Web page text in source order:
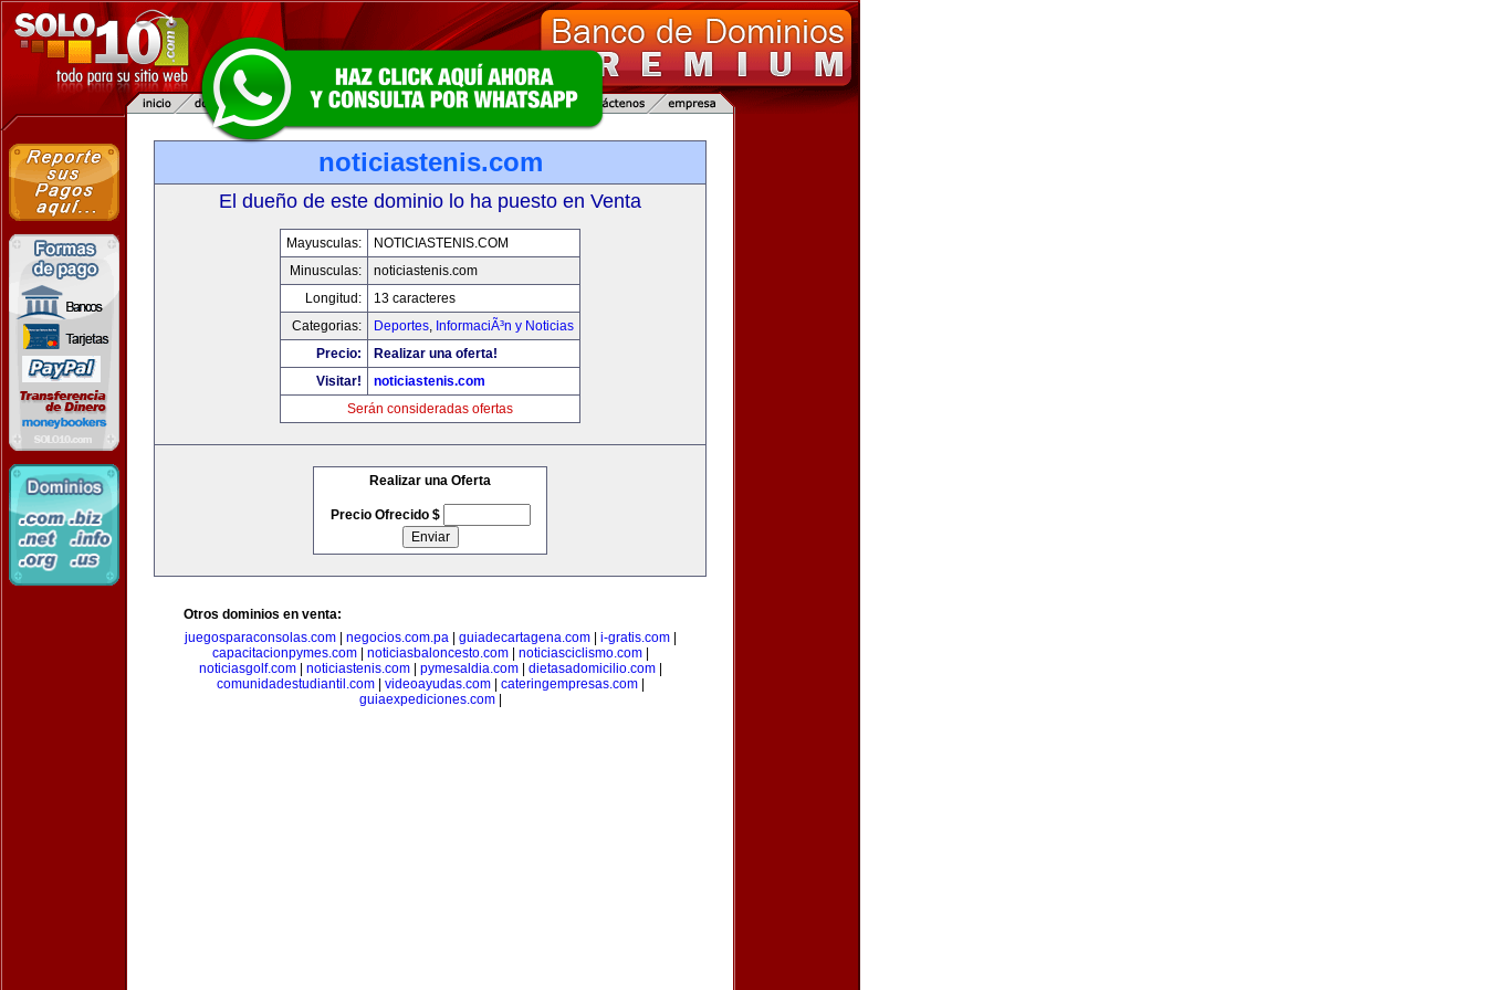
noticiastenis.com
El dueño de este dominio lo ha puesto en Venta
Mayusculas:
NOTICIASTENIS.COM
Minusculas:
noticiastenis.com
Longitud:
13 caracteres
Categorias:
Deportes, InformaciÃ³n y Noticias
Precio:
Realizar una oferta!
Visitar!
noticiastenis.com
Serán consideradas ofertas
Realizar una Oferta
Precio Ofrecido $
Otros dominios en venta:
juegosparaconsolas.com| negocios.com.pa| guiadecartagena.com| i-gratis.com|
capacitacionpymes.com| noticiasbaloncesto.com| noticiasciclismo.com|
noticiasgolf.com| noticiastenis.com| pymesaldia.com| dietasadomicilio.com|
comunidadestudiantil.com| videoayudas.com| cateringempresas.com|
guiaexpediciones.com|